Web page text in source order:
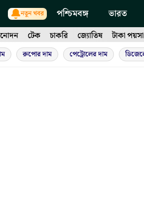
নতুন খবর পশ্চিমবঙ্গ ভারত
টেক চাকরি জ্যোতিষ টাকা পয়সা
রুপোর দাম পেট্রোলের দাম